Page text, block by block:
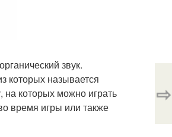
звук.
которых называется
которых можно играть
время игры или также
⇨